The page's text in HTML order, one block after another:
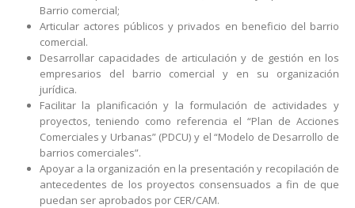
Barrio comercial;
Articular actores públicos y privados en beneficio del barrio
comercial.
Desarrollar capacidades de articulación y de gestión en los
empresarios del barrio comercial y en su organización
jurídica.
Facilitar la planificación y la formulación de actividades y
proyectos, teniendo como referencia el “Plan de Acciones
Comerciales y Urbanas” (PDCU) y el “Modelo de Desarrollo de
barrios comerciales”.
Apoyar a la organización en la presentación y recopilación de
antecedentes de los proyectos consensuados a fin de que
puedan ser aprobados por CER/CAM.